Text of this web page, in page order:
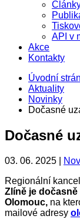
API v
Akce
Kontakty
Úvodní
Aktuality
Novinky
Dočasné
Dočasné
03. 06. 2025 |
Regionální
Zlíně je dočasně
Olomouc, na
mailové adresy